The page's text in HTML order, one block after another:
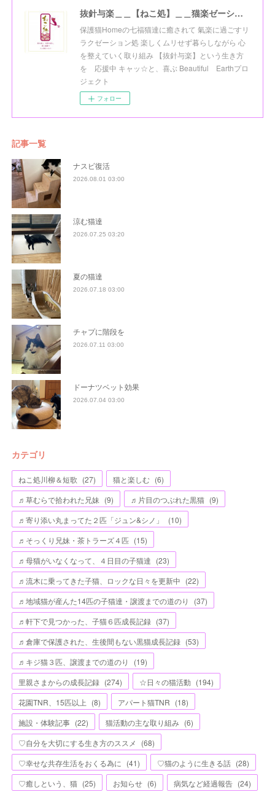
抜針与楽＿＿【ねこ処】＿＿猫楽ゼーションHome☆
保護猫Homeの七福猫達に癒されて 氣楽に過ごすリ
ラクゼーション処 楽しくムリせず暮らしながら 心
を整えていく取り組み 【抜針与楽】という生き方
を 応援中 キャッ☆と、喜ぶ Beautiful Earthプロ
ジェクト
フォロー
記事一覧
ナスビ復活
2026.08.01 03:00
涼む猫達
2026.07.25 03:20
夏の猫達
2026.07.18 03:00
チャプに階段を
2026.07.11 03:00
ドーナツベット効果
2026.07.04 03:00
カテゴリ
ねこ処川柳＆短歌 (27) 猫と楽しむ (6)
♬草むらで拾われた兄妹 (9) ♬片目のつぶれた黒猫 (9)
♬寄り添い丸まってた２匹「ジュン&シノ」
(10)
♬そっくり兄妹・茶トラーズ４匹 (15)
♬母猫がいなくなって、４日目の子猫達 (23)
♬流木に乗ってきた子猫、ロックな日々を更新中 (22)
♬地域猫が産んた14匹の子猫達・譲渡までの道のり
(37)
♬軒下で見つかった、子猫６匹成長記録 (37)
♬倉庫で保護された、生後間もない黒猫成長記録 (53)
♬キジ猫３匹、譲渡までの道のり
(19)
里親さまからの成長記録 (274) ☆日々の猫活動 (194)
花園TNR、15匹以上 (8) アパート猫TNR (18)
施設・体験記事 (22) 猫活動の主な取り組み (6)
♡自分を大切にする生き方のススメ
(68)
♡幸せな共存生活をおくる為に (41) ♡猫のように生きる話 (28)
♡癒しという、猫 (25) お知らせ (6) 病気など経過報告 (24)